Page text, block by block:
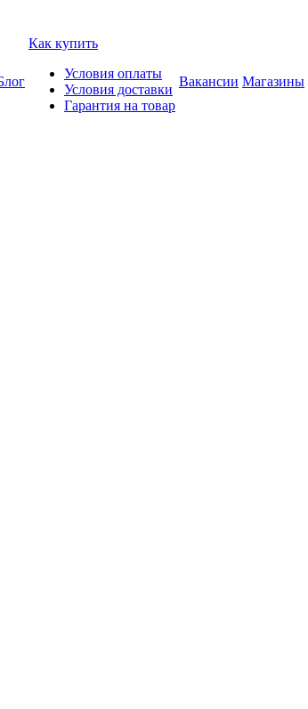
Как купить
Условия оплаты
Условия доставки
Гарантия на товар
Вакансии Магазины